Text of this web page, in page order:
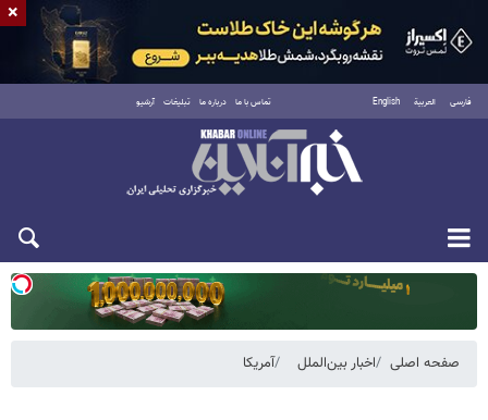
فارسی العربية English تماس با ما درباره ما تبلیغات آرشیو
دوشنبه ۱۹ مرداد ۱۴۰۵
صفحه اصلی اخبار بین‌الملل آمریکا
×